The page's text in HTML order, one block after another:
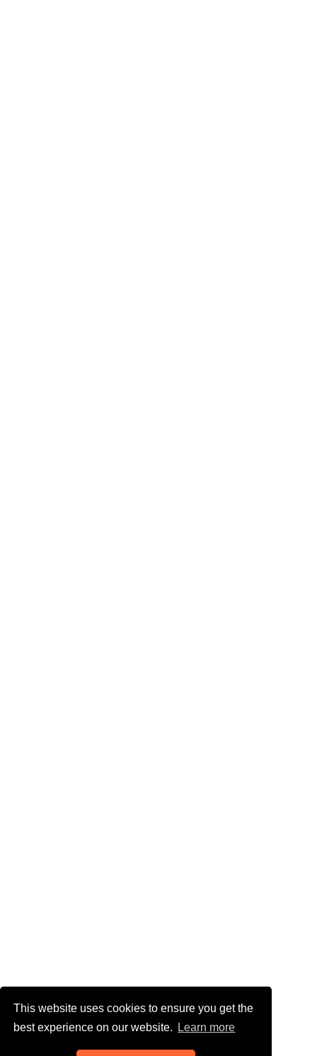
This website uses cookies to ensure you get the
best experience on our website.
Learn more